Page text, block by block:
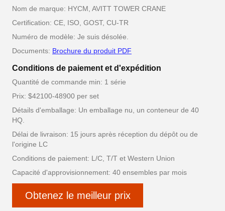
Nom de marque: HYCM, AVITT TOWER CRANE
Certification: CE, ISO, GOST, CU-TR
Numéro de modèle: Je suis désolée.
Documents: Brochure du produit PDF
Conditions de paiement et d'expédition
Quantité de commande min: 1 série
Prix: $42100-48900 per set
Détails d'emballage: Un emballage nu, un conteneur de 40
HQ.
Délai de livraison: 15 jours après réception du dépôt ou de
l'origine LC
Conditions de paiement: L/C, T/T et Western Union
Capacité d'approvisionnement: 40 ensembles par mois
Obtenez le meilleur prix